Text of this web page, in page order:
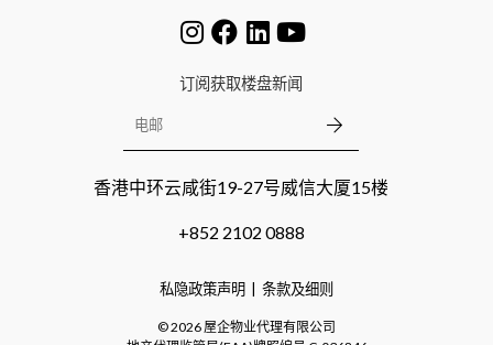
订阅获取楼盘新闻
香港中环云咸街19-27号威信大厦15楼
+852 2102 0888
私隐政策声明 条款及细则
©2026 屋企物业代理有限公司